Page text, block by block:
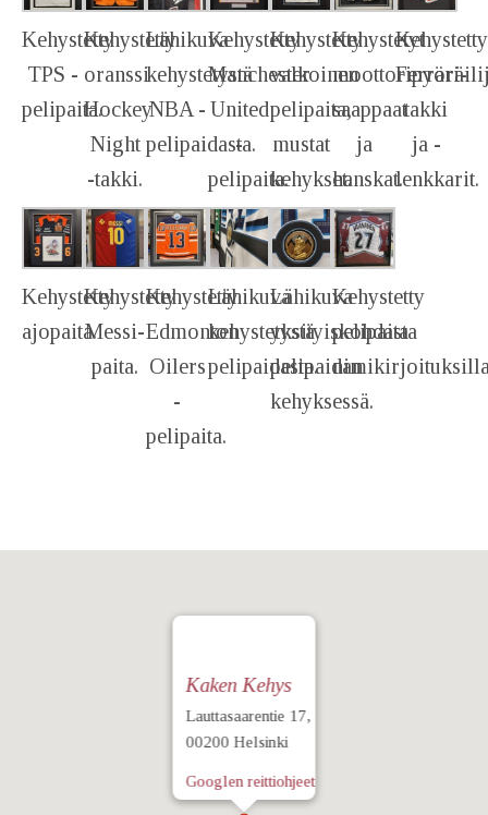
Kehystetty
TPS -
pelipaita.
Kehystetty
oranssi
Hockey
Night
-takki.
Lähikuva
kehystetystä
NBA -
pelipaidasta.
Kehystetty
Manchester
United
-
pelipaita.
Kehystetty
valkoinen
pelipaita,
mustat
kehykset.
Kehystetyt
saappaat
ja
hanskat.
Kehystetty
Ferrari-
takki
ja -
lenkkarit.
Kehystetty
ajopaita.
Kehystetty
Messi-
paita.
Kehystetty
Edmonton
Oilers
-
pelipaita.
Lähikuva
kehystetystä
pelipaidasta.
Lähikuva
yksityiskohdasta
pelipaidan
kehyksessä.
Kehystetty
pelipaita
Kaken Kehys
Lauttasaarentie 17,
00200 Helsinki
Googlen reittiohjeet